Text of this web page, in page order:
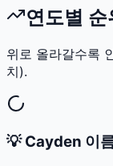
연도별
위로 올라갈수록
치).
💡Cayden 이